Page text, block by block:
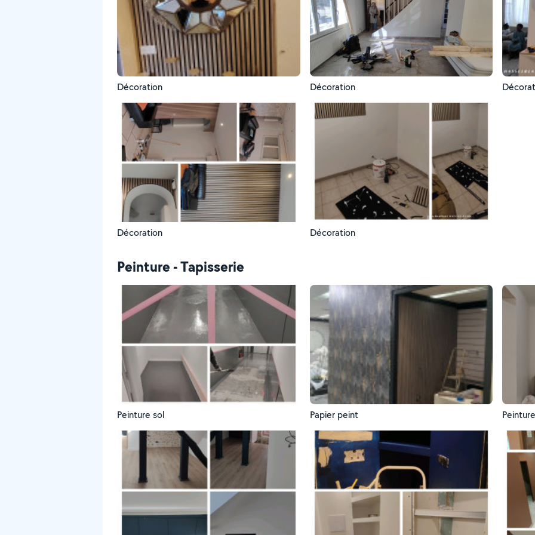
Décoration Décoration
Décoration Décoration
Peinture - Tapisserie
Peinture sol Papier peint